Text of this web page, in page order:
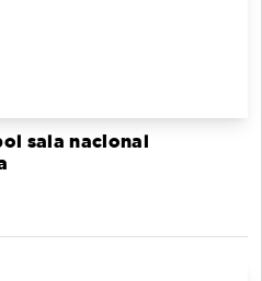
sala nacional